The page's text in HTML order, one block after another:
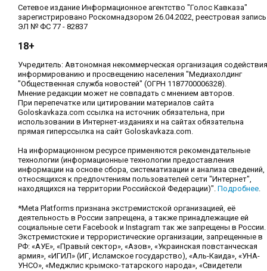
Сетевое издание Информационное агентство "Голос Кавказа"
зарегистрировано Роскомнадзором 26.04.2022, реестровая запись
ЭЛ № ФС 77 - 82837
18+
Учредитель: Автономная некоммерческая организация содействия
информированию и просвещению населения "Медиахолдинг
"Общественная служба новостей" (ОГРН 1187700006328).
Мнение редакции может не совпадать с мнением авторов.
При перепечатке или цитировании материалов сайта
Goloskavkaza.com ссылка на источник обязательна, при
использовании в Интернет-изданиях и на сайтах обязательна
прямая гиперссылка на сайт Goloskavkaza.com.
На информационном ресурсе применяются рекомендательные
технологии (информационные технологии предоставления
информации на основе сбора, систематизации и анализа сведений,
относящихся к предпочтениям пользователей сети "Интернет",
находящихся на территории Российской Федерации)". Подробнее.
*Meta Platforms признана экстремистской организацией, её
деятельность в России запрещена, а также принадлежащие ей
социальные сети Facebook и Instagram так же запрещены в России.
Экстремистские и террористические организации, запрещенные в
РФ: «АУЕ», «Правый сектор», «Азов», «Украинская повстанческая
армия», «ИГИЛ» (ИГ, Исламское государство), «Аль-Каида», «УНА-
УНСО», «Меджлис крымско-татарского народа», «Свидетели